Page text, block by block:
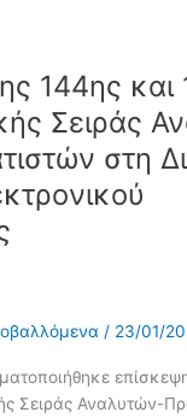
144ης και
Σειράς
στη
/ 23/01/
Σειράς Αναλυτών-